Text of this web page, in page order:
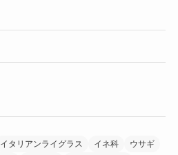
イタリアンライグラス イネ科 ウサギ